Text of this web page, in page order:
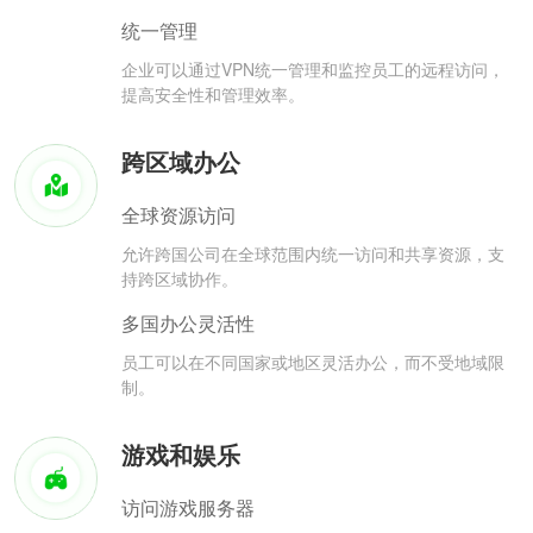
统一管理
企业可以通过VPN统一管理和监控员工的远程访问，
提高安全性和管理效率。
跨区域办公
全球资源访问
允许跨国公司在全球范围内统一访问和共享资源，支
持跨区域协作。
多国办公灵活性
员工可以在不同国家或地区灵活办公，而不受地域限
制。
游戏和娱乐
访问游戏服务器